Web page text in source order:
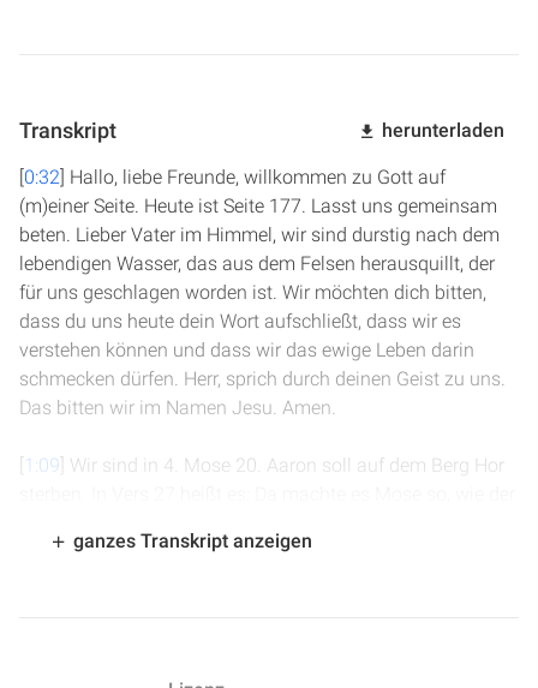
Transkript herunterladen
[0:32] Hallo, liebe Freunde, willkommen zu Gott auf
(m)einer Seite. Heute ist Seite 177. Lasst uns gemeinsam
beten. Lieber Vater im Himmel, wir sind durstig nach dem
lebendigen Wasser, das aus dem Felsen herausquillt, der
für uns geschlagen worden ist. Wir möchten dich bitten,
dass du uns heute dein Wort aufschließt, dass wir es
verstehen können und dass wir das ewige Leben darin
schmecken dürfen. Herr, sprich durch deinen Geist zu uns.
Das bitten wir im Namen Jesu. Amen.
[1:09] Wir sind in 4. Mose 20. Aaron soll auf dem Berg Hor
den Augen der ganzen Gemeinde. Und Mose zog Aaron
ganzes Transkript anzeigen